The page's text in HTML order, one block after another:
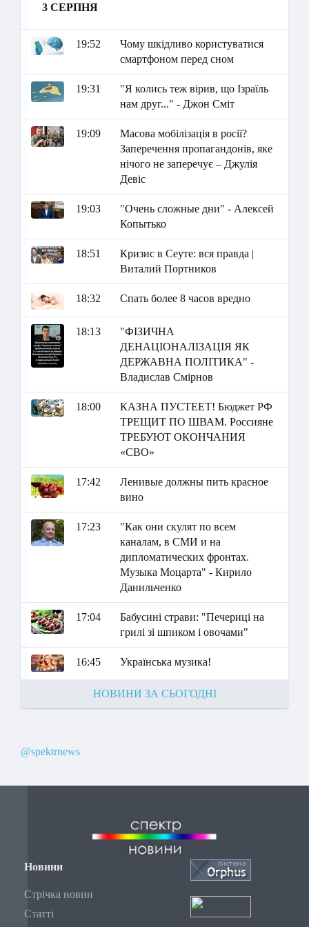
3 СЕРПНЯ
19:52
Чому шкідливо користуватися
смартфоном перед сном
19:31
"Я колись теж вірив, що Ізраїль
нам друг..." - Джон Сміт
19:09
Масова мобілізація в росії?
Заперечення пропагандонів, яке
нічого не заперечує – Джулія
Девіс
19:03
"Очень сложные дни" - Алексей
Копытько
18:51
Кризис в Сеуте: вся правда |
Виталий Портников
18:32 Спать более 8 часов вредно
18:13
"ФІЗИЧНА
ДЕНАЦІОНАЛІЗАЦІЯ ЯК
ДЕРЖАВНА ПОЛІТИКА" -
Владислав Смірнов
18:00
КАЗНА ПУСТЕЕТ! Бюджет РФ
ТРЕЩИТ ПО ШВАМ. Россияне
ТРЕБУЮТ ОКОНЧАНИЯ
«СВО»
17:42
Ленивые должны пить красное
вино
17:23
"Как они скулят по всем
каналам, в СМИ и на
дипломатических фронтах.
Музыка Моцарта" - Кирило
Данильченко
17:04
Бабусині страви: "Печериці на
грилі зі шпиком і овочами"
16:45 Українська музика!
НОВИНИ ЗА СЬОГОДНІ
@spektrnews
Новини
Стрічка новин
Статті